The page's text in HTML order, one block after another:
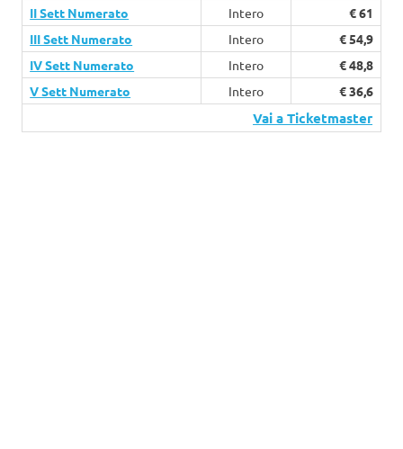
II Sett Numerato
Intero
€ 61
III Sett Numerato
Intero
€ 54,9
IV Sett Numerato
Intero
€ 48,8
V Sett Numerato
Intero € 36,6
Vai a Ticketmaster